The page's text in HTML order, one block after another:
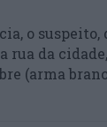
o
rua da
(arma